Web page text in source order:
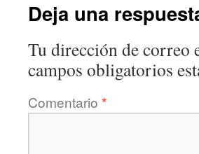
Deja una
Tu dirección de correo
campos obligatorios
Comentario *